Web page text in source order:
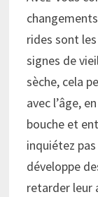
rides sont
signes de
sèche, cela
avec l’âge,
bouche et
inquiétez
développe
retarder leur